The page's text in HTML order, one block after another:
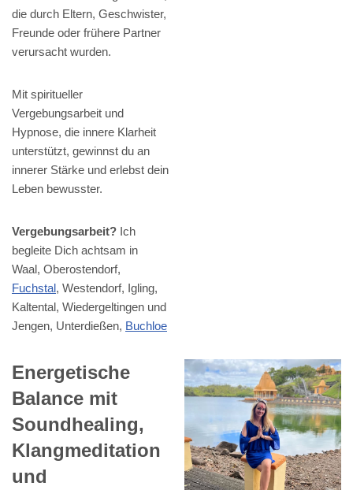
die durch Eltern, Geschwister,
Freunde oder frühere Partner
verursacht wurden.
Mit spiritueller
Vergebungsarbeit und
Hypnose, die innere Klarheit
unterstützt, gewinnst du an
innerer Stärke und erlebst dein
Leben bewusster.
Vergebungsarbeit? Ich
begleite Dich achtsam in
Waal, Oberostendorf,
Fuchstal, Westendorf, Igling,
Kaltental, Wiedergeltingen und
Jengen, Unterdießen, Buchloe
Energetische
Balance mit
Soundhealing,
Klangmeditation
und